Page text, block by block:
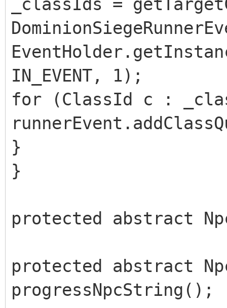
_classIds =
IN_EVENT, 1);
for (ClassId c :
}
}
protected abstract
protected abstract
progressNpcString();